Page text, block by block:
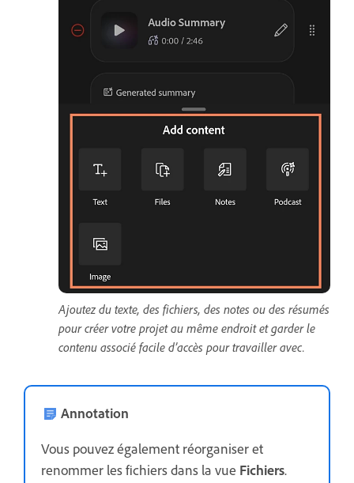
Ajoutez du texte, des fichiers, des notes ou des résumés
pour créer votre projet au même endroit et garder le
contenu associé facile d’accès pour travailler avec.
Annotation
Vous pouvez également réorganiser et
renommer les fichiers dans la vue Fichiers.